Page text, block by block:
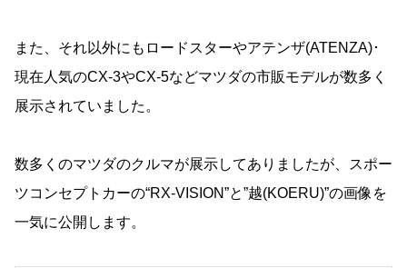
また、それ以外にもロードスターやアテンザ(ATENZA)･
現在人気のCX-3やCX-5などマツダの市販モデルが数多く
展示されていました。
数多くのマツダのクルマが展示してありましたが、スポー
ツコンセプトカーの“RX-VISION”と”越(KOERU)”の画像を
一気に公開します。